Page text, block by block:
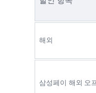
해외
삼성페이 해외 오